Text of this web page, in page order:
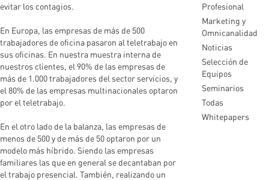
evitar los contagios.
En Europa, las empresas de más de 500
trabajadores de oficina pasaron al teletrabajo en
sus oficinas. En nuestra muestra interna de
nuestros clientes, el 90% de las empresas de
más de 1.000 trabajadores del sector servicios, y
el 80% de las empresas multinacionales optaron
por el teletrabajo.
En el otro lado de la balanza, las empresas de
menos de 500 y de más de 50 optaron por un
modelo más híbrido. Siendo las empresas
familiares las que en general se decantaban por
el trabajo presencial. También, realizando un
Profesional
Marketing y
Omnicanalidad
Noticias
Selección de
Equipos
Seminarios
Todas
Whitepapers